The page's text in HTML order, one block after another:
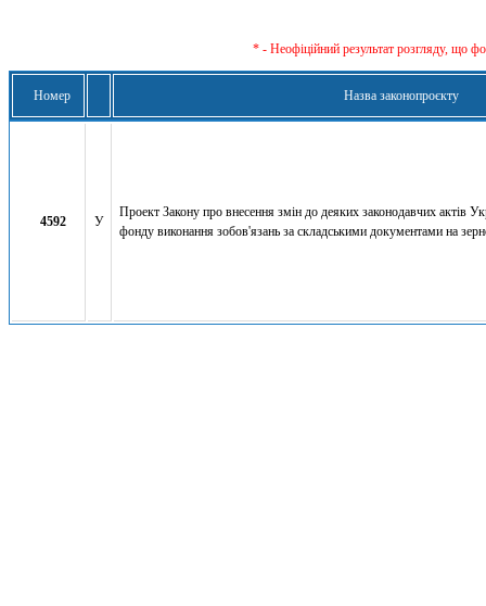
* - Неофіційний результат розгляду, що
Номер Назва законопроєкту
4592 У
Проект Закону про внесення змін до деяких законодавчих актів
фонду виконання зобов'язань за складськими документами на